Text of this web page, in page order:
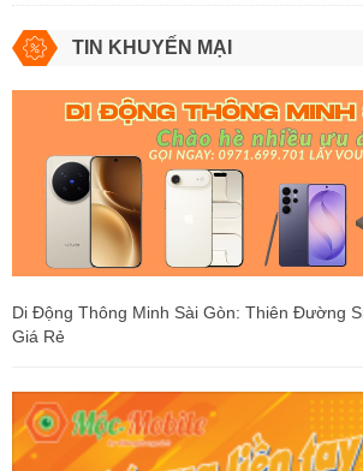
TIN KHUYẾN MẠI
Di Động Thông Minh Sài Gòn: Thiên Đường
Giá Rẻ